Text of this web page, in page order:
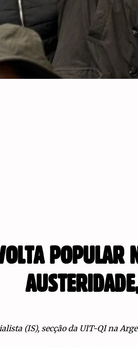
POPULAR
(IS), secção da UIT-QI na